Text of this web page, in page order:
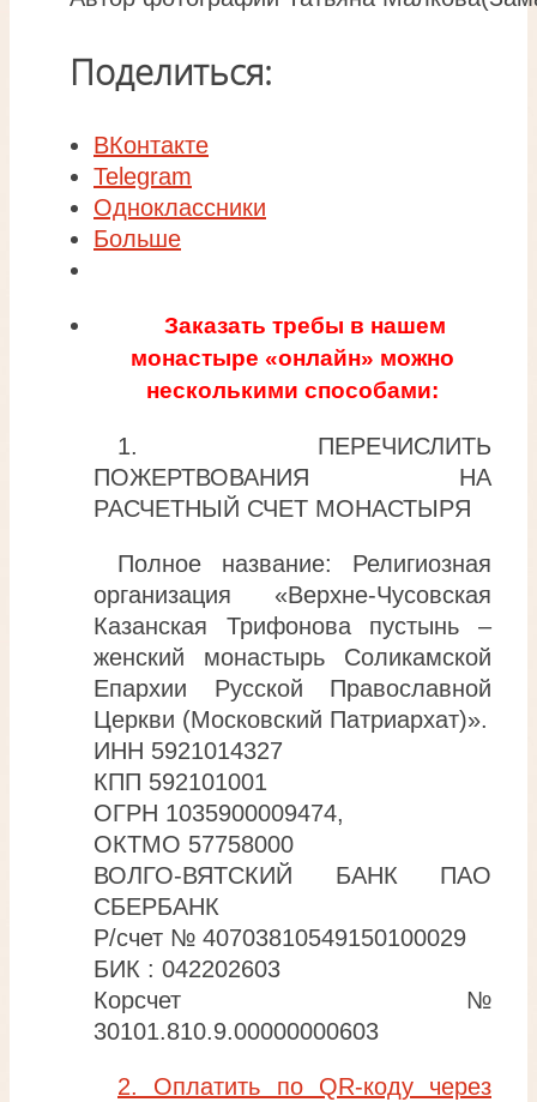
Поделиться:
ВКонтакте
Telegram
Одноклассники
Больше
Заказать требы в нашем
монастыре «онлайн» можно
несколькими способами:
1. ПЕРЕЧИСЛИТЬ
ПОЖЕРТВОВАНИЯ НА
РАСЧЕТНЫЙ СЧЕТ МОНАСТЫРЯ
Полное название: Религиозная
организация «Верхне-Чусовская
Казанская Трифонова пустынь –
женский монастырь Соликамской
Епархии Русской Православной
Церкви (Московский Патриархат)».
ИНН 5921014327
КПП 592101001
ОГРН 1035900009474,
ОКТМО 57758000
ВОЛГО-ВЯТСКИЙ БАНК ПАО
СБЕРБАНК
Р/счет № 40703810549150100029
БИК : 042202603
Корсчет №
30101.810.9.00000000603
2. Оплатить по QR-коду через